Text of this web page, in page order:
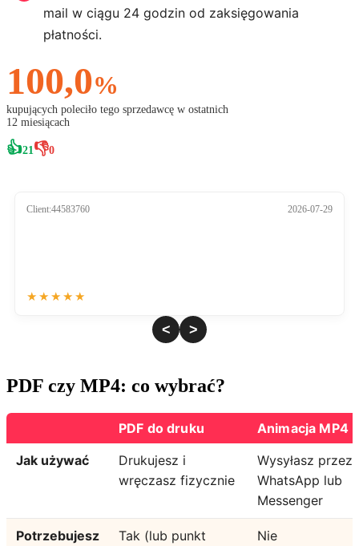
mail w ciągu 24 godzin od zaksięgowania
płatności.
100,0%
kupujących poleciło tego sprzedawcę w ostatnich
12 miesiącach
👍21👎0
Client:44583760 2026-07-29
★ ★ ★ ★ ★
< >
PDF czy MP4: co wybrać?
PDF do druku
Animacja MP4
Jak używać
Drukujesz i
wręczasz fizycznie
Wysyłasz przez
WhatsApp lub
Messenger
Potrzebujesz
Tak (lub punkt
Nie